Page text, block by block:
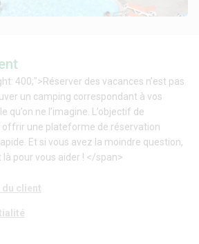
400;">Réserver des vacances n’est pas
un camping correspondant à vos
qu’on ne l’imagine. L’objectif de
offrir une plateforme de réservation
Et si vous avez la moindre question,
pour vous aider ! </span>
client